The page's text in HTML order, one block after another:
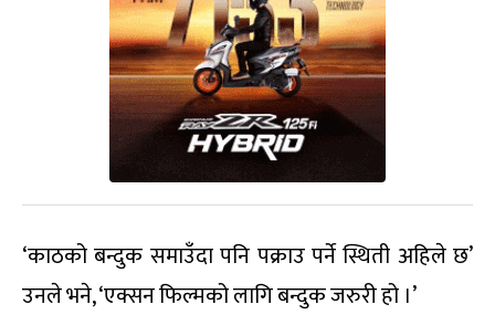
‘काठको बन्दुक समाउँदा पनि पक्राउ पर्ने स्थिती अहिले छ’
उनले भने, ‘एक्सन फिल्मको लागि बन्दुक जरुरी हो ।’